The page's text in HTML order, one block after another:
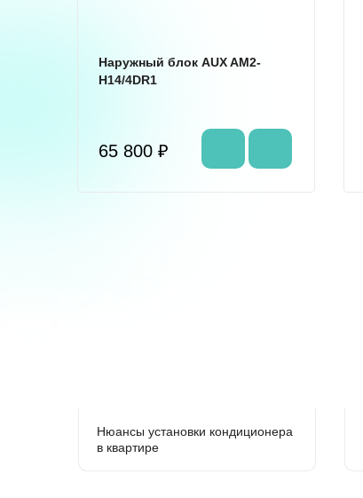
Наружный блок AUX AM2-
H14/4DR1
65 800 ₽
Нюансы установки кондиционера
в квартире